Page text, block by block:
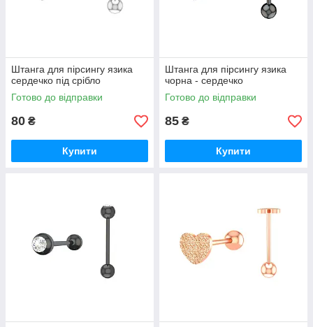
Штанга для пірсингу язика
сердечко під срібло
Готово до відправки
80 ₴
Купити
Штанга для пірсингу язика
чорна - сердечко
Готово до відправки
85 ₴
Купити